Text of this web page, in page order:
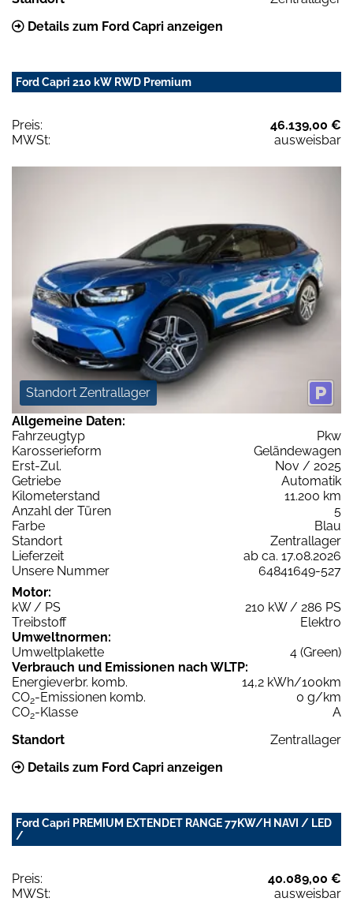
Details zum Ford Capri anzeigen
Ford Capri 210 kW RWD Premium
Preis:
46.139,00 €
MWSt:
ausweisbar
Standort Zentrallager
Allgemeine Daten:
Fahrzeugtyp
Pkw
Karosserieform
Geländewagen
Erst-Zul.
Nov / 2025
Getriebe
Automatik
Kilometerstand
11.200 km
Anzahl der Türen
5
Farbe
Blau
Standort
Zentrallager
Lieferzeit
ab ca. 17.08.2026
Unsere Nummer
64841649-527
Motor:
kW / PS
210 kW / 286 PS
Treibstoff
Elektro
Umweltnormen:
Umweltplakette
4 (Green)
Verbrauch und Emissionen nach WLTP:
Energieverbr. komb.
14,2 kWh/100km
CO2-Emissionen komb.
0 g/km
CO2-Klasse
A
Standort
Zentrallager
Details zum Ford Capri anzeigen
Ford Capri PREMIUM EXTENDET RANGE 77KW/H NAVI / LED
/
Preis:
40.089,00 €
MWSt:
ausweisbar